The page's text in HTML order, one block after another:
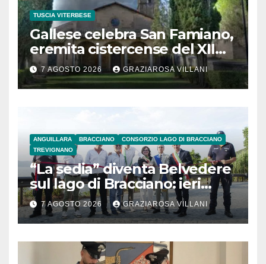
TUSCIA VITERBESE
Gallese celebra San Famiano,
eremita cistercense del XII
secolo
7 AGOSTO 2026 GRAZIAROSA VILLANI
ANGUILLARA BRACCIANO
CONSORZIO LAGO DI BRACCIANO
TREVIGNANO
“La sedia” diventa Belvedere
sul lago di Bracciano: ieri
l’inaugurazione
7 AGOSTO 2026 GRAZIAROSA VILLANI